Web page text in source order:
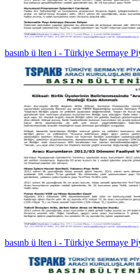
basınb ü lten i - Türkiye Sermaye
basınb ü lten i - Türkiye Sermaye